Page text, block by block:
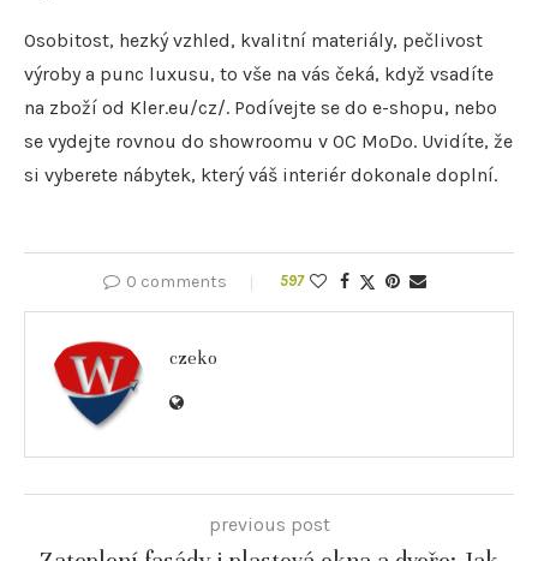
Osobitost, hezký vzhled, kvalitní materiály, pečlivost
výroby a punc luxusu, to vše na vás čeká, když vsadíte
na zboží od Kler.eu/cz/. Podívejte se do e-shopu, nebo
se vydejte rovnou do showroomu v OC MoDo. Uvidíte, že
si vyberete nábytek, který váš interiér dokonale doplní.
0 comments 597
czeko
previous post